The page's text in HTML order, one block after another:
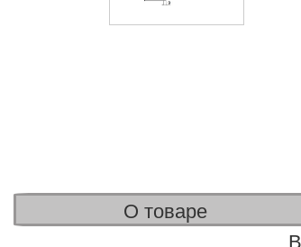
О товаре